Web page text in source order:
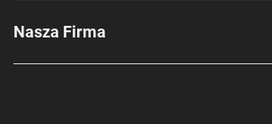
Nasza Firma